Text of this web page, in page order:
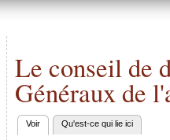
Le conseil de
Généraux de
Voir (onglet actif)
Qu'est-ce qui lie ici